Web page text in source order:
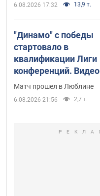
6.08.2026 17:32 13,9 т.
"Динамо" с победы
стартовало в
квалификации Лиги
конференций. Видео
Матч прошел в Люблине
6.08.2026 21:56 2,7 т.